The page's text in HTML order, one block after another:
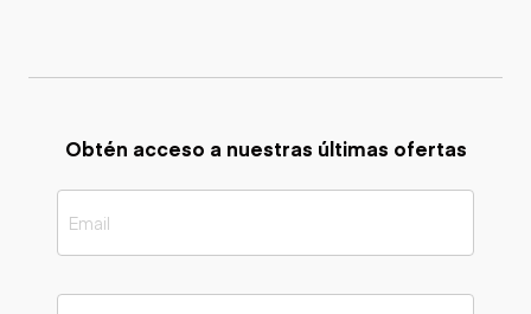
Obtén acceso a nuestras últimas ofertas